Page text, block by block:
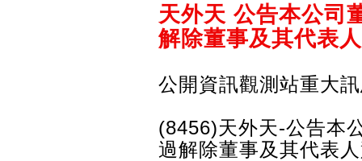
天外天 公告本公司
解除董事及其代表
公開資訊觀測站重大
(8456)天外天-公告本
過解除董事及其代表